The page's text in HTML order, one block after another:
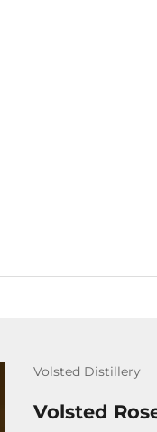
Volsted Distillery
Volsted